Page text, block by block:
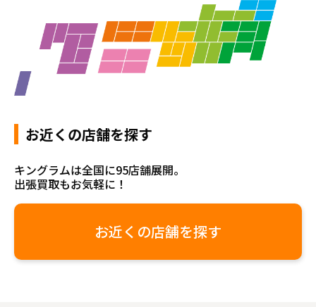
お近くの店舗を探す
キングラムは全国に95店舗展開。
出張買取もお気軽に！
お近くの店舗を探す